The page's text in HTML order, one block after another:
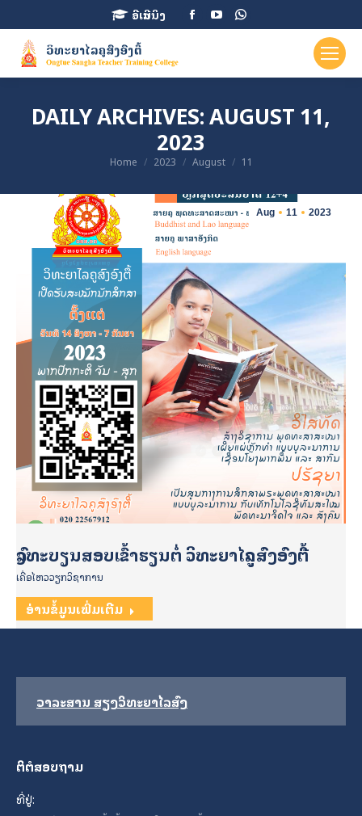
ອີເລີນນິງ
Facebook
page
in
window
YouTube
page
in
window
Whatsapp
page
in
window
DAILY ARCHIVES:AUGUST 11,
2023
You are here:
Home 2023 August 11
Aug 11 2023
ລົງທະບຽນສອບເຂົ້າຮຽນຕໍ່ ວິທະຍາໄລຄູສົງອົງຕື້
ເຄື່ອໄຫວວຽກວິຊາການ
ອ່ານຂໍ້ມູນເພີ່ມເຕີມ
ວາລະສານ ສຽງວິທະຍາໄລສົງ
ຕິຕໍສອບຖາມ
ທີ່ຢູ່: